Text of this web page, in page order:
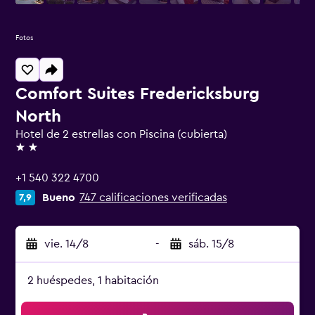
Comfort Suites Fredericksburg
North
Hotel de 2 estrellas con Piscina (cubierta)
2 estrellas
+1 540 322 4700
7,9 Bueno 747 calificaciones verificadas
vie. 14/8 - sáb. 15/8
2 huéspedes, 1 habitación
Fotos